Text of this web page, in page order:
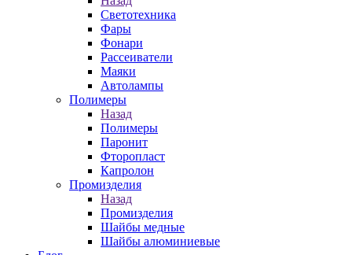
Светотехника
Фары
Фонари
Рассеиватели
Маяки
Автолампы
Полимеры
Назад
Полимеры
Паронит
Фторопласт
Капролон
Промизделия
Назад
Промизделия
Шайбы медные
Шайбы алюминиевые